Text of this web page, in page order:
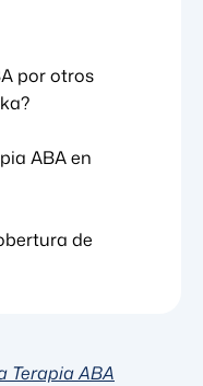
por otros
ABA en
de
Terapia ABA